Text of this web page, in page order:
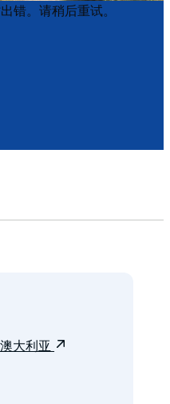
错。请稍后重试。
大利亚